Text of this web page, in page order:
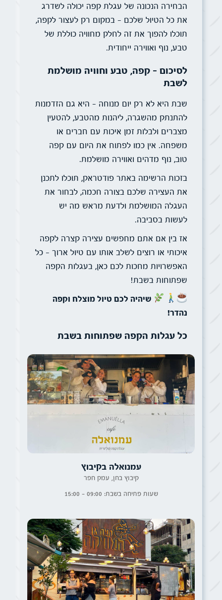
הבחירה הנכונה של עגלת קפה יכולה לשדרג
את כל הטיול שלכם – במקום רק לעצור לקפה,
תוכלו להפוך את זה לחלק מחוויה כוללת של
טבע, נוף ואווירה ייחודית.
לסיכום – קפה, טבע וחוויה מושלמת
לשבת
שבת היא לא רק יום מנוחה – היא גם הזדמנות
להתנתק מהשגרה, ליהנות מהטבע, להטעין
מצברים ולבלות זמן איכות עם חברים או
משפחה. אין כמו לפתוח את היום עם קפה
טוב, נוף מדהים ואווירה מושלמת.
בזכות הרשימה באתר פודטראק, תוכלו לתכנן
את העצירה שלכם בצורה חכמה, לבחור את
העגלה המושלמת ולדעת מראש מה יש
לעשות בסביבה.
אז בין אם אתם מחפשים עצירה קצרה לקפה
איכותי או רוצים לשלב אותו עם טיול ארוך – כל
האפשרויות מחכות לכם כאן, בעגלות הקפה
שפתוחות בשבת!
שיהיה לכם טיול מוצלח וקפה
נהדר!
כל עגלות הקפה שפתוחות בשבת
עמנואלה בקיבוץ
קיבוץ בחן, עמק חפר
שעות פתיחה בשבת: 09:00 - 15:00